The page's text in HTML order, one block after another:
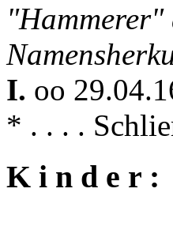
"Hammerer"
I. oo
* . . . .
K i n d e r :